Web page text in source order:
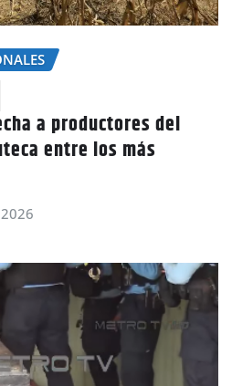
a productores del
entre los más